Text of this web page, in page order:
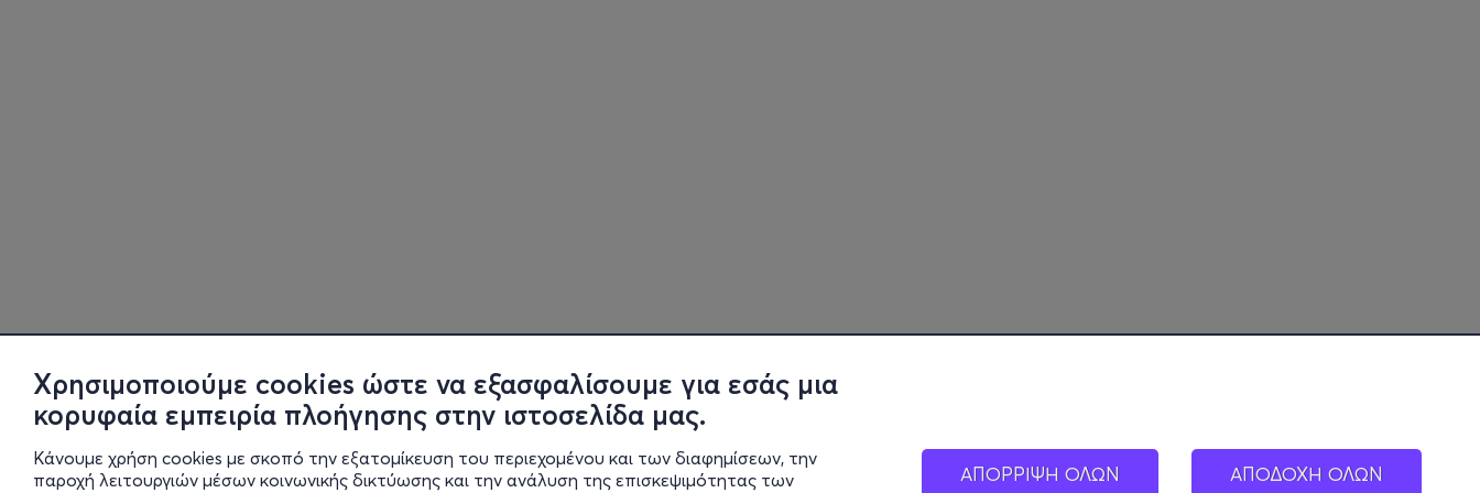
Χρησιμοποιούμε cookies ώστε να εξασφαλίσουμε για εσάς μια
κορυφαία εμπειρία πλοήγησης στην ιστοσελίδα μας.
Κάνουμε χρήση cookies με σκοπό την εξατομίκευση του περιεχομένου και των διαφημίσεων, την
παροχή λειτουργιών μέσων κοινωνικής δικτύωσης και την ανάλυση της επισκεψιμότητας των
ΑΠΟΡΡΙΨΗ ΟΛΩΝ ΑΠΟΔΟΧΗ ΟΛΩΝ